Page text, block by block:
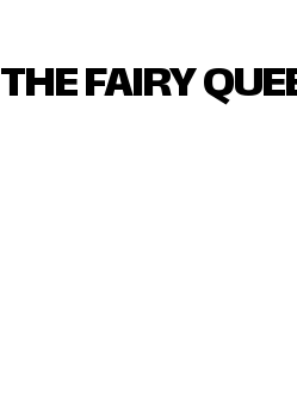
THE FAIRY